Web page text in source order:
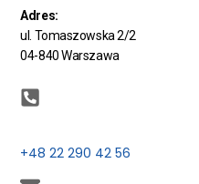
Adres:
ul. Tomaszowska 2/2
04-840 Warszawa
+48 22 290 42 56